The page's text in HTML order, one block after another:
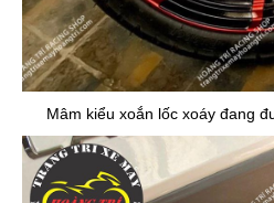
Mâm kiểu xoắn lốc xoáy đang